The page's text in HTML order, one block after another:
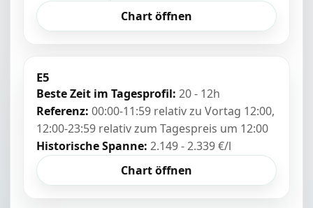
Chart öffnen
E5
Beste Zeit im Tagesprofil: 20 - 12h
Referenz: 00:00-11:59 relativ zu Vortag 12:00,
12:00-23:59 relativ zum Tagespreis um 12:00
Historische Spanne: 2.149 - 2.339 €/l
Chart öffnen